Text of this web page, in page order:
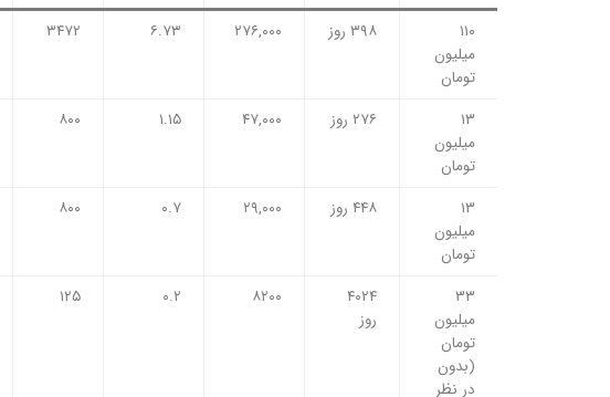
۱۱۰
میلیون
تومان
۳۹۸ روز ۲۷۶,۰۰۰ ۶.۷۳ ۳۴۷۲
۱۳
میلیون
تومان
۲۷۶ روز ۴۷,۰۰۰ ۱.۱۵ ۸۰۰
۱۳
میلیون
تومان
۴۴۸ روز ۲۹,۰۰۰ ۰.۷ ۸۰۰
۳۳
میلیون
تومان
(بدون
در نظر
۴۰۲۴
روز
۸۲۰۰ ۰.۲ ۱۲۵